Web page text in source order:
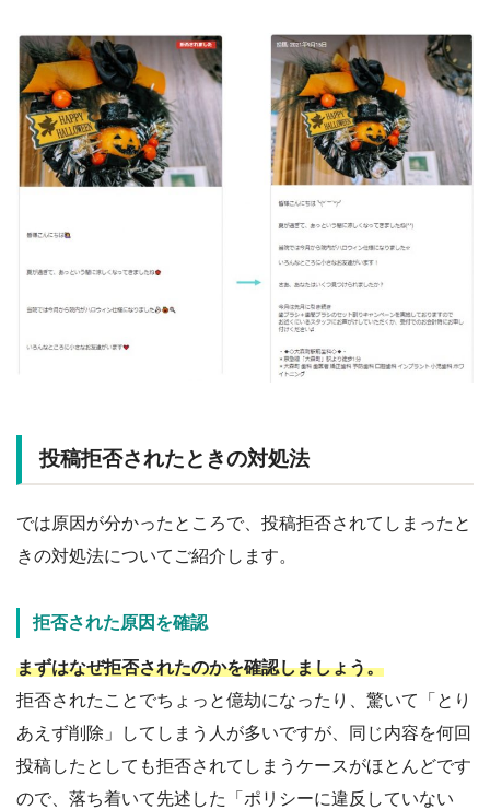
投稿拒否されたときの対処法
では原因が分かったところで、投稿拒否されてしまったと
きの対処法についてご紹介します。
拒否された原因を確認
まずはなぜ拒否されたのかを確認しましょう。
拒否されたことでちょっと億劫になったり、驚いて「とり
あえず削除」してしまう人が多いですが、同じ内容を何回
投稿したとしても拒否されてしまうケースがほとんどです
ので、落ち着いて先述した「ポリシーに違反していない